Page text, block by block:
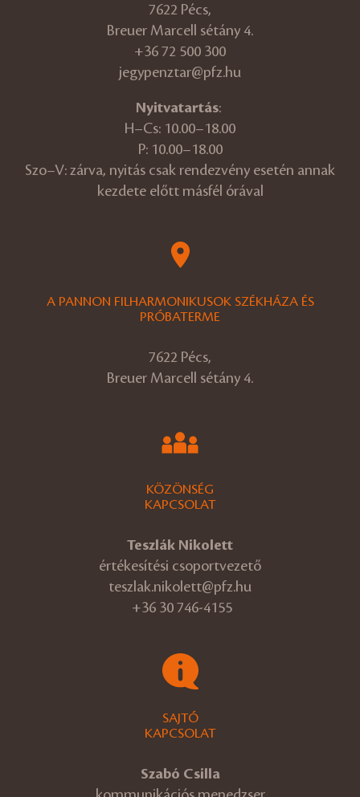
7622 Pécs,
Breuer Marcell sétány 4.
+36 72 500 300
jegypenztar@pfz.hu
Nyitvatartás:
H–Cs: 10.00–18.00
P: 10.00–18.00
Szo–V: zárva, nyitás csak rendezvény esetén annak
kezdete előtt másfél órával
A PANNON FILHARMONIKUSOK SZÉKHÁZA ÉS
PRÓBATERME
7622 Pécs,
Breuer Marcell sétány 4.
KÖZÖNSÉG
KAPCSOLAT
Teszlák Nikolett
értékesítési csoportvezető
teszlak.nikolett@pfz.hu
+36 30 746-4155
SAJTÓ
KAPCSOLAT
Szabó Csilla